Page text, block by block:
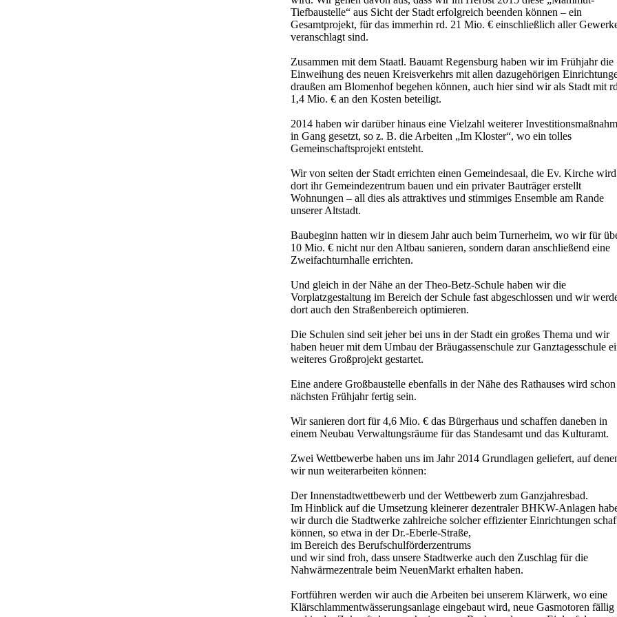
Tiefbaustelle“ aus Sicht der Stadt erfolgreich beenden können – ein
Gesamtprojekt, für das immerhin rd. 21 Mio. € einschließlich aller
veranschlagt sind.
Zusammen mit dem Staatl. Bauamt Regensburg haben wir im Frühjahr die
Einweihung des neuen Kreisverkehrs mit allen dazugehörigen
draußen am Blomenhof begehen können, auch hier sind wir als Stadt mit
1,4 Mio. € an den Kosten beteiligt.
2014 haben wir darüber hinaus eine Vielzahl weiterer
in Gang gesetzt, so z. B. die Arbeiten „Im Kloster“, wo ein tolles
Gemeinschaftsprojekt entsteht.
Wir von seiten der Stadt errichten einen Gemeindesaal, die Ev. Kirche wird
dort ihr Gemeindezentrum bauen und ein privater Bauträger erstellt
Wohnungen – all dies als attraktives und stimmiges Ensemble am Rande
unserer Altstadt.
Baubeginn hatten wir in diesem Jahr auch beim Turnerheim, wo wir für
10 Mio. € nicht nur den Altbau sanieren, sondern daran anschließend eine
Zweifachturnhalle errichten.
Und gleich in der Nähe an der Theo-Betz-Schule haben wir die
Vorplatzgestaltung im Bereich der Schule fast abgeschlossen und wir
dort auch den Straßenbereich optimieren.
Die Schulen sind seit jeher bei uns in der Stadt ein großes Thema und wir
haben heuer mit dem Umbau der Bräugassenschule zur Ganztagesschule
weiteres Großprojekt gestartet.
Eine andere Großbaustelle ebenfalls in der Nähe des Rathauses wird
nächsten Frühjahr fertig sein.
Wir sanieren dort für 4,6 Mio. € das Bürgerhaus und schaffen daneben in
einem Neubau Verwaltungsräume für das Standesamt und das Kulturamt.
Zwei Wettbewerbe haben uns im Jahr 2014 Grundlagen geliefert, auf
wir nun weiterarbeiten können:
Der Innenstadtwettbewerb und der Wettbewerb zum Ganzjahresbad.
Im Hinblick auf die Umsetzung kleinerer dezentraler BHKW-Anlagen
wir durch die Stadtwerke zahlreiche solcher effizienter Einrichtungen
können, so etwa in der Dr.-Eberle-Straße,
im Bereich des Berufschulförderzentrums
und wir sind froh, dass unsere Stadtwerke auch den Zuschlag für die
Nahwärmezentrale beim NeuenMarkt erhalten haben.
Fortführen werden wir auch die Arbeiten bei unserem Klärwerk, wo eine
Klärschlammentwässerungsanlage eingebaut wird, neue Gasmotoren fällig